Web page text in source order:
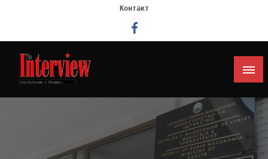
Контакт
Интервју